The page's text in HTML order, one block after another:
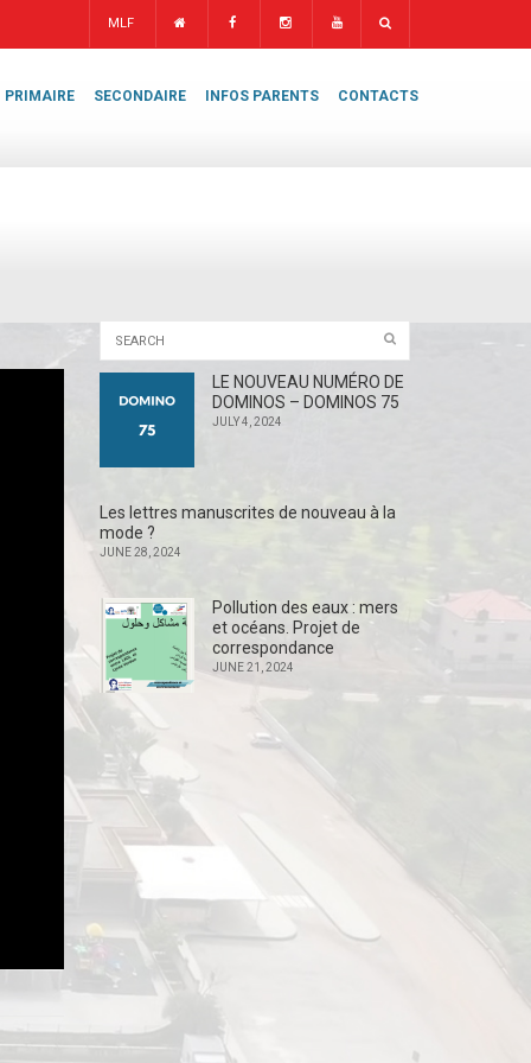
MLF
PRIMAIRE SECONDAIRE INFOS PARENTS CONTACTS
LE NOUVEAU NUMÉRO DE
DOMINOS – DOMINOS 75
JULY 4, 2024
Les lettres manuscrites de nouveau à la
mode ?
JUNE 28, 2024
Pollution des eaux : mers
et océans. Projet de
correspondance
JUNE 21, 2024